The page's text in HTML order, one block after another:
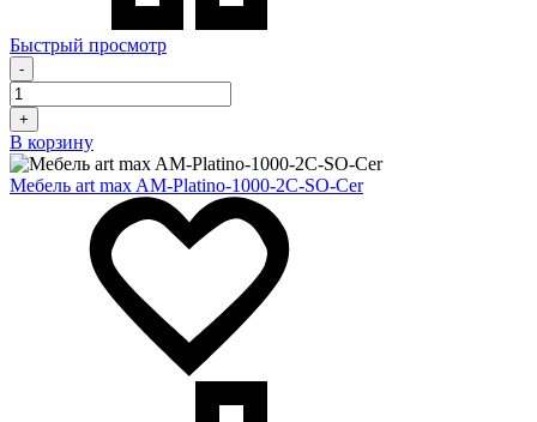
Быстрый просмотр
-
+
В корзину
Мебель art max AM-Platino-1000-2C-SO-Cer